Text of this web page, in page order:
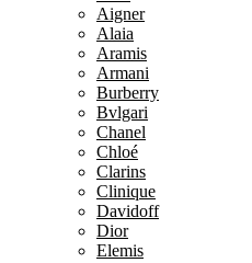
Aigner
Alaia
Aramis
Armani
Burberry
Bvlgari
Chanel
Chloé
Clarins
Clinique
Davidoff
Dior
Elemis